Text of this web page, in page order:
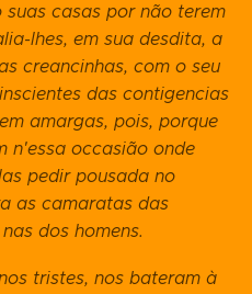
casas por não terem
lhes, em sua desdita, a
creancinhas, com o seu
das contigencias
amargas, pois, porque
n'essa occasião onde
pedir pousada no
as camaratas das
dos homens.
tristes, nos bateram à